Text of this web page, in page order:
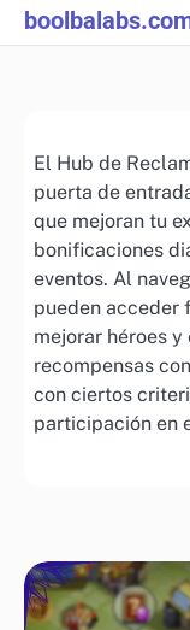
Skip
to
El Hub de
puerta de
que mejoran tu
bonificaciones
eventos. Al
pueden acceder
mejorar héroes
recompensas
con ciertos
participación en